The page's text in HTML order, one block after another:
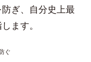
ぎ、自分史上最
ます。
ぐ